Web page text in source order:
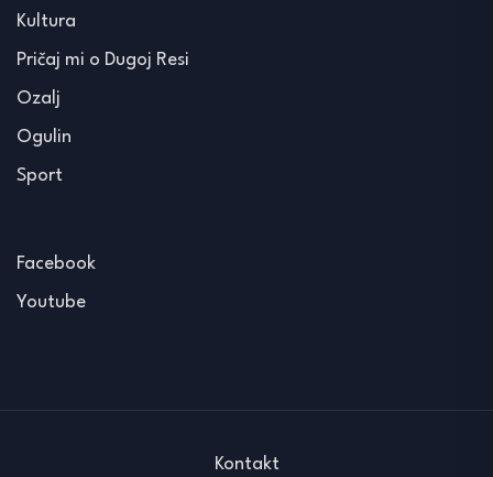
Kultura
Pričaj mi o Dugoj Resi
Ozalj
Ogulin
Sport
Facebook
Youtube
Kontakt